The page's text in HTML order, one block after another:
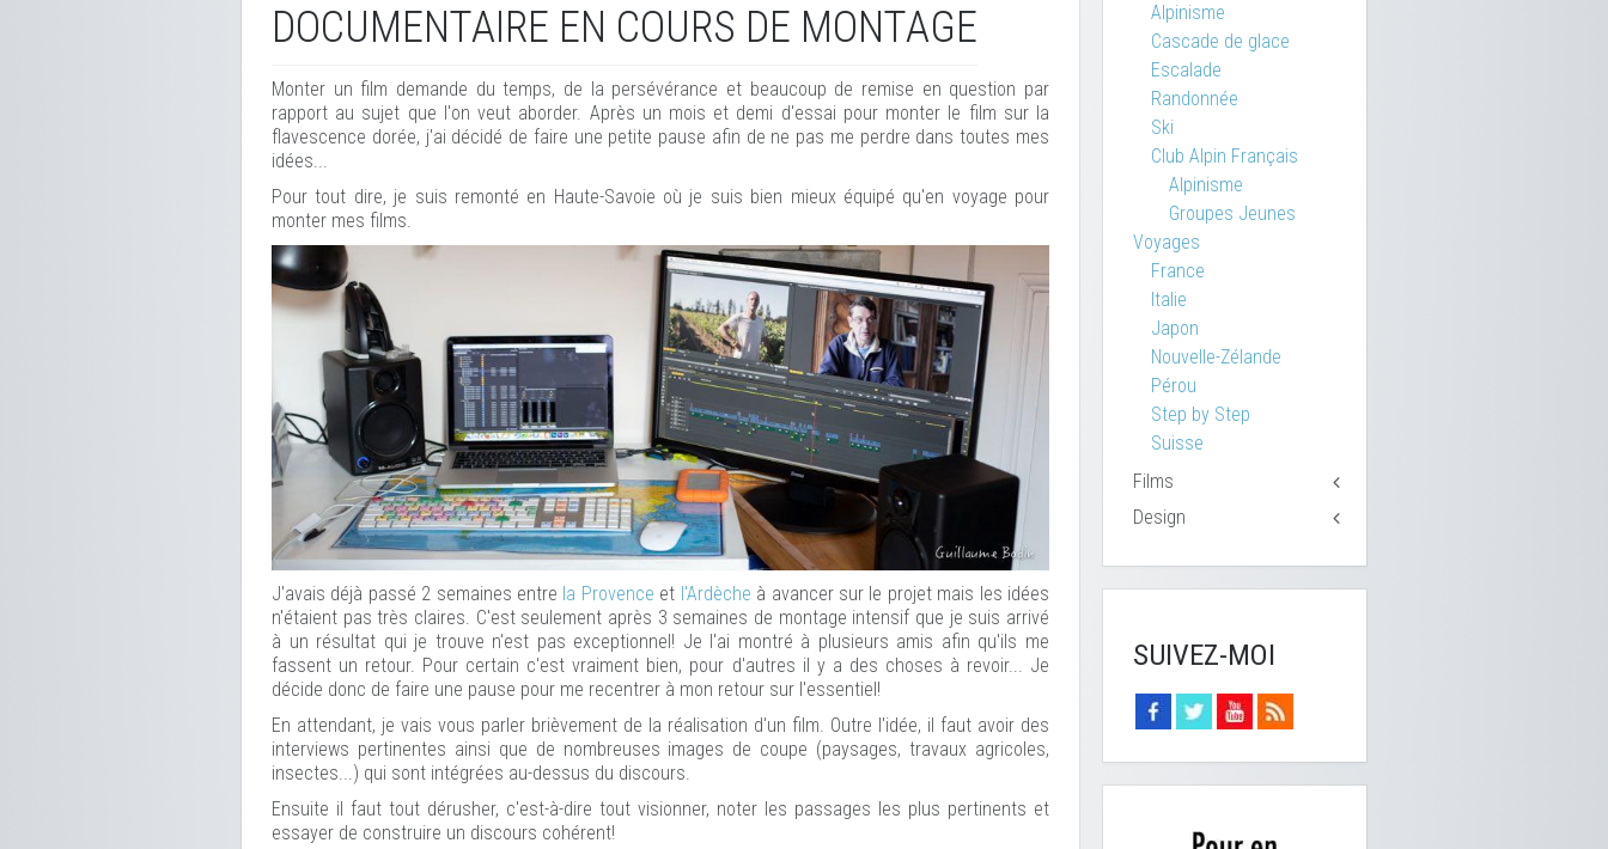
DOCUMENTAIRE EN COURS DE MONTAGE
Monter un film demande du temps, de la persévérance et beaucoup de remise en question par
rapport au sujet que l'on veut aborder. Après un mois et demi d'essai pour monter le film sur la
flavescence dorée, j'ai décidé de faire une petite pause afin de ne pas me perdre dans toutes mes
idées...
Pour tout dire, je suis remonté en Haute-Savoie où je suis bien mieux équipé qu'en voyage pour
monter mes films.
J'avais déjà passé 2 semaines entre la Provence et l'Ardèche à avancer sur le projet mais les idées
n'étaient pas très claires. C'est seulement après 3 semaines de montage intensif que je suis arrivé
à un résultat qui je trouve n'est pas exceptionnel! Je l'ai montré à plusieurs amis afin qu'ils me
fassent un retour. Pour certain c'est vraiment bien, pour d'autres il y a des choses à revoir... Je
décide donc de faire une pause pour me recentrer à mon retour sur l'essentiel!
En attendant, je vais vous parler brièvement de la réalisation d'un film. Outre l'idée, il faut avoir des
interviews pertinentes ainsi que de nombreuses images de coupe (paysages, travaux agricoles,
insectes...) qui sont intégrées au-dessus du discours.
Ensuite il faut tout dérusher, c'est-à-dire tout visionner, noter les passages les plus pertinents et
essayer de construire un discours cohérent!
Alpinisme
Cascade de glace
Escalade
Randonnée
Ski
Club Alpin Français
Alpinisme
Groupes Jeunes
Voyages
France
Italie
Japon
Nouvelle-Zélande
Pérou
Step by Step
Suisse
Films
Design
SUIVEZ-MOI